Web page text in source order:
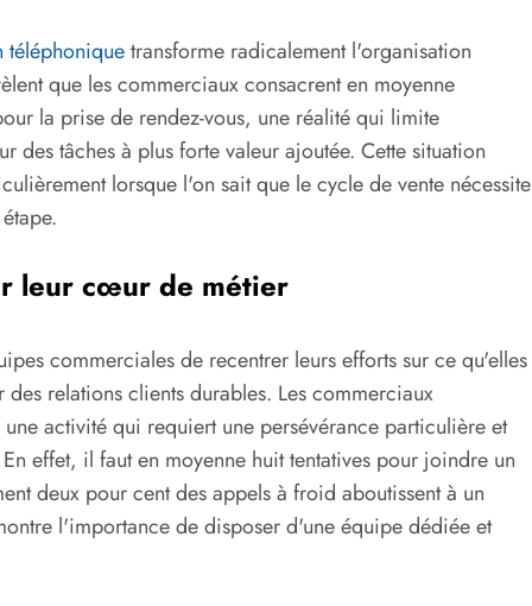
téléphoniquetransforme radicalement l'organisation
que les commerciaux consacrent en moyenne
la prise de rendez-vous, une réalité qui limite
des tâches à plus forte valeur ajoutée. Cette situation
lorsque l'on sait que le cycle de vente nécessite
leur cœur de métier
commerciales de recentrer leurs efforts sur ce qu'elles
relations clients durables. Les commerciaux
activité qui requiert une persévérance particulière et
effet, il faut en moyenne huit tentatives pour joindre un
deux pour cent des appels à froid aboutissent à un
l'importance de disposer d'une équipe dédiée et